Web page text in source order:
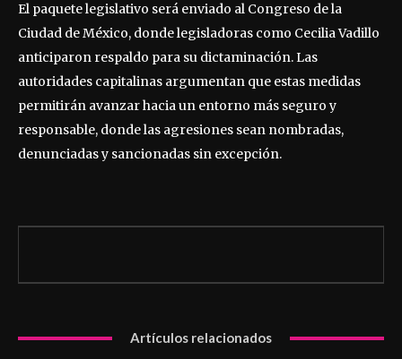
El paquete legislativo será enviado al Congreso de la
Ciudad de México, donde legisladoras como Cecilia Vadillo
anticiparon respaldo para su dictaminación. Las
autoridades capitalinas argumentan que estas medidas
permitirán avanzar hacia un entorno más seguro y
responsable, donde las agresiones sean nombradas,
denunciadas y sancionadas sin excepción.
Artículos relacionados